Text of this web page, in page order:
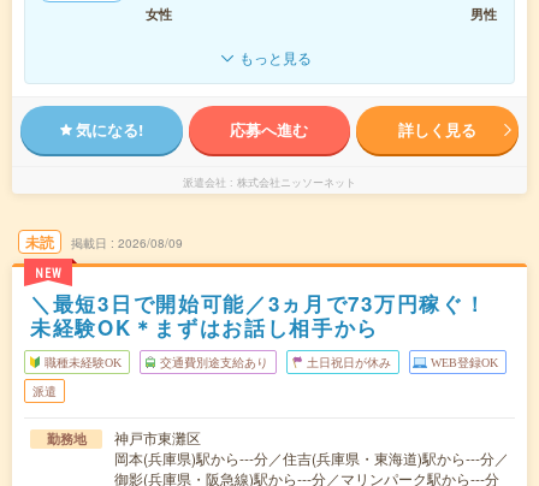
女性
男性
もっと見る
気になる! 応募へ進む 詳しく見る
派遣会社 株式会社ニッソーネット
未読
NEW
掲載日 2026/08/09
＼最短3日で開始可能／3ヵ月で73万円稼ぐ！
未経験OK＊まずはお話し相手から
職種未経験OK 交通費別途支給あり 土日祝日が休み WEB登録OK
派遣
勤務地
神戸市東灘区
岡本(兵庫県)駅から---分／住吉(兵庫県・東海道)駅から---分／
御影(兵庫県・阪急線)駅から---分／マリンパーク駅から---分